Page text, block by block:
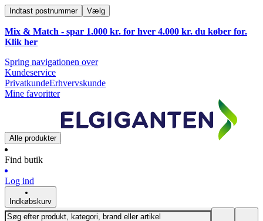
Indtast postnummer Vælg
Mix & Match - spar 1.000 kr. for hver 4.000 kr. du køber for.
Klik her
Spring navigationen over
Kundeservice
PrivatkundeErhvervskunde
Mine favoritter
Alle produkter
Find butik
Log ind
Indkøbskurv